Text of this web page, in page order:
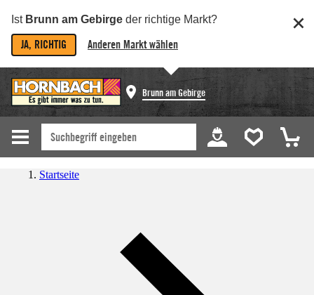
Ist Brunn am Gebirge der richtige Markt?
JA, RICHTIG Anderen Markt wählen
Brunn am Gebirge
Startseite